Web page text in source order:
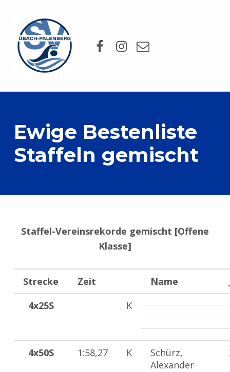
Ewige Bestenliste
Staffeln gemischt
Staffel-Vereinsrekorde gemischt [Offene
Klasse]
Strecke Zeit Name
4x25S
K
4x50S 1:58,27 K
Schürz,
Alexander